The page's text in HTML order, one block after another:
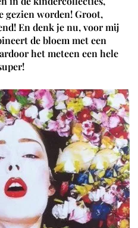
gezien worden! Groot,
En denk je nu, voor mij
de bloem met een
het meteen een hele